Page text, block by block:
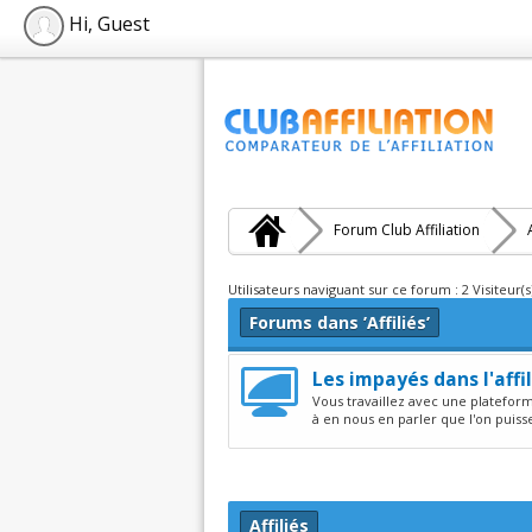
Hi, Guest
Forum Club Affiliation
Utilisateurs naviguant sur ce forum : 2
Forums dans ’Affiliés’
Les impayés dans
Vous travaillez avec une
à en nous en parler que l'on
Affiliés